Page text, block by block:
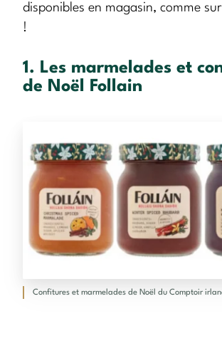
disponibles en magasin, comme
!
1. Les marmelades et
de Noël Follain
Confitures et marmelades de Noël du Comptoir